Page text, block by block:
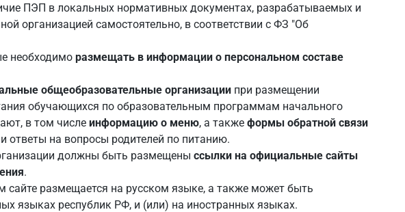
ПЭП в локальных нормативных документах, разрабатываемых и
организацией самостоятельно, в соответствии с ФЗ "Об
необходимо размещать в информации о персональном составе
общеобразовательные организациипри размещении
обучающихся по образовательным программам начального
в том числе информацию о меню, а также формы обратной связи
ответы на вопросы родителей по питанию.
должны быть размещены ссылки на официальные сайты
.
размещается на русском языке, а также может быть
языках республик РФ, и (или) на иностранных языках.